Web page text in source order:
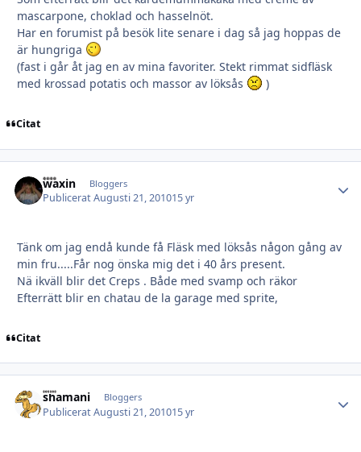
mascarpone, choklad och hasselnöt.
Har en forumist på besök lite senare i dag så jag hoppas de
är hungriga
(fast i går åt jag en av mina favoriter. Stekt rimmat sidfläsk
med krossad potatis och massor av löksås
)
Citat
waxin Bloggers
PubliceratAugusti 21, 201015 yr
Tänk om jag endå kunde få Fläsk med löksås någon gång av
min fru.....Får nog önska mig det i 40 års present.
Nä ikväll blir det Creps . Både med svamp och räkor
Efterrätt blir en chatau de la garage med sprite,
Citat
shamani Bloggers
PubliceratAugusti 21, 201015 yr